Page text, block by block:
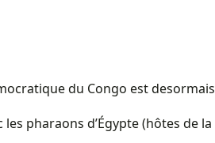
du Congo est
pharaons d’Égypte (hôtes de